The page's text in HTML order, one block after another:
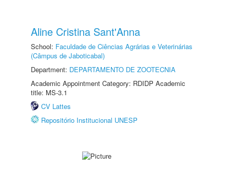
Aline Cristina Sant'Anna
School: Faculdade de Ciências Agrárias e Veterinárias
(Câmpus de Jaboticabal)
Department: DEPARTAMENTO DE ZOOTECNIA
Academic Appointment Category: RDIDP Academic
title: MS-3.1
CV Lattes
Repositório Institucional UNESP